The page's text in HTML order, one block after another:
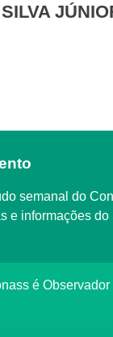
e informações do
é